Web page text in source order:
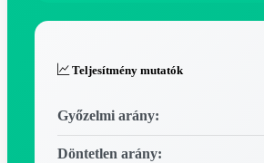
Teljesítmény mutatók
Győzelmi arány:
Döntetlen arány: